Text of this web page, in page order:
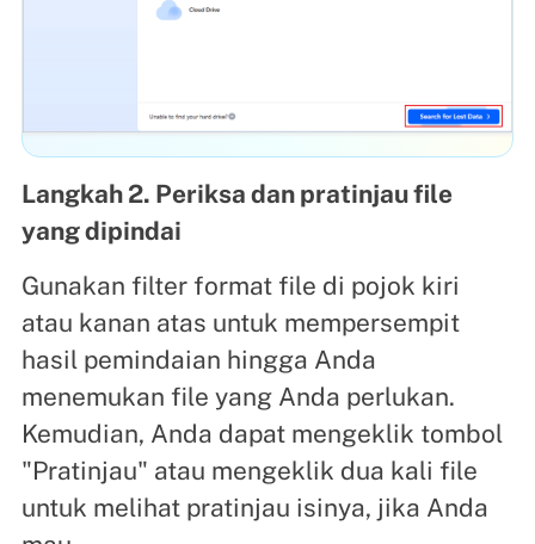
Langkah 2. Periksa dan pratinjau file
yang dipindai
Gunakan filter format file di pojok kiri
atau kanan atas untuk mempersempit
hasil pemindaian hingga Anda
menemukan file yang Anda perlukan.
Kemudian, Anda dapat mengeklik tombol
"Pratinjau" atau mengeklik dua kali file
untuk melihat pratinjau isinya, jika Anda